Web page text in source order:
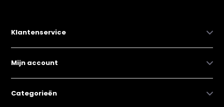
Klantenservice
Mijn account
Categorieën